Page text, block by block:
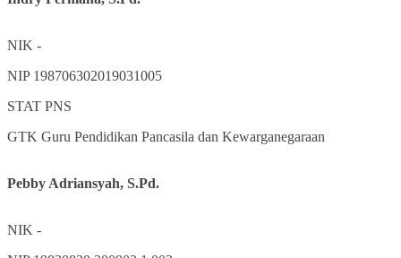
NIK -
NIP 198706302019031005
STAT PNS
GTK Guru Pendidikan Pancasila dan Kewarganegaraan
Pebby Adriansyah, S.Pd.
NIK -